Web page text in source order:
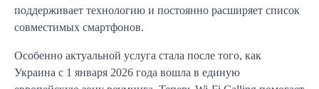
поддерживает технологию и постоянно расширяет список
совместимых смартфонов.
Особенно актуальной услуга стала после того, как
Украина с 1 января 2026 года вошла в единую